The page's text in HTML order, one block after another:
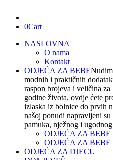
0Cart
NASLOVNA
O nama
Kontakt
ODJEĆA ZA BEBE
modnih i praktičnih
raspon brojeva i veličina
godine života, ovdje ćete
izlaska iz bolnice do prvih
našoj ponudi napravljeni
pamuka, nježnog i
ODJEĆA ZA
ODJEĆA ZA BEBE
ODJEĆA ZA DJECU